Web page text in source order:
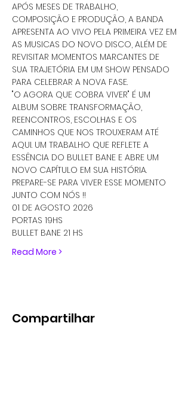
APÓS MESES DE TRABALHO,
COMPOSIÇÃO E PRODUÇÃO, A BANDA
APRESENTA AO VIVO PELA PRIMEIRA VEZ EM
AS MUSICAS DO NOVO DISCO, ALÉM DE
REVISITAR MOMENTOS MARCANTES DE
SUA TRAJETÓRIA EM UM SHOW PENSADO
PARA CELEBRAR A NOVA FASE.
"O AGORA QUE COBRA VIVER" É UM
ALBUM SOBRE TRANSFORMAÇÃO,
REENCONTROS, ESCOLHAS E OS
CAMINHOS QUE NOS TROUXERAM ATÉ
AQUI. UM TRABALHO QUE REFLETE A
ESSÊNCIA DO BULLET BANE E ABRE UM
NOVO CAPÍTULO EM SUA HISTÓRIA.
PREPARE-SE PARA VIVER ESSE MOMENTO
JUNTO COM NÓS !!
01 DE AGOSTO 2026
PORTAS 19HS
BULLET BANE 21 HS
Read More >
Compartilhar